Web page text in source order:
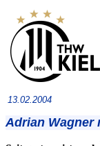
13.02.2004
Adrian Wagner